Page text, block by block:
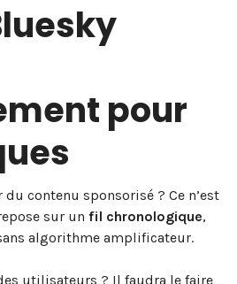
pour
contenu sponsorisé ? Ce n’est
sur un fil chronologique,
algorithme amplificateur.
utilisateurs ? Il faudra le faire